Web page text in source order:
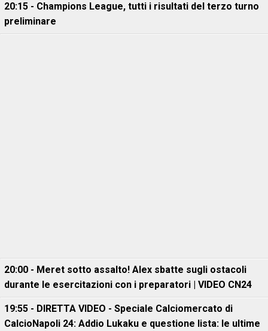
20:15 - Champions League, tutti i risultati del terzo turno
preliminare
20:00 - Meret sotto assalto! Alex sbatte sugli ostacoli
durante le esercitazioni con i preparatori | VIDEO CN24
19:55 - DIRETTA VIDEO - Speciale Calciomercato di
CalcioNapoli 24: Addio Lukaku e questione lista: le ultime